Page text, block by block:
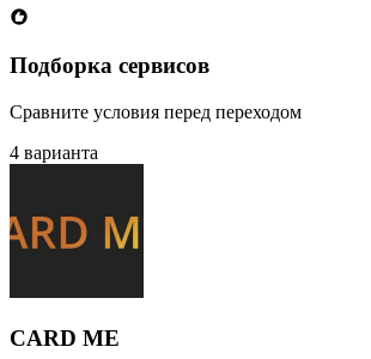
Подборка сервисов
Сравните условия перед переходом
4 варианта
CARD ME